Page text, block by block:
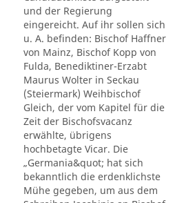
und der Regierung
eingereicht. Auf ihr sollen sich
u. A. befinden: Bischof Haffner
von Mainz, Bischof Kopp von
Fulda, Benediktiner-Erzabt
Maurus Wolter in Seckau
(Steiermark) Weihbischof
Gleich, der vom Kapitel für die
Zeit der Bischofsvacanz
erwählte, übrigens
hochbetagte Vicar. Die
„Germania&quot; hat sich
bekanntlich die erdenklichste
Mühe gegeben, um aus dem